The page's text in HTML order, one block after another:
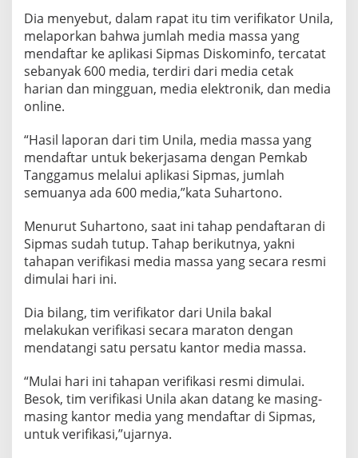
Dia menyebut, dalam rapat itu tim verifikator Unila,
melaporkan bahwa jumlah media massa yang
mendaftar ke aplikasi Sipmas Diskominfo, tercatat
sebanyak 600 media, terdiri dari media cetak
harian dan mingguan, media elektronik, dan media
online.
“Hasil laporan dari tim Unila, media massa yang
mendaftar untuk bekerjasama dengan Pemkab
Tanggamus melalui aplikasi Sipmas, jumlah
semuanya ada 600 media,”kata Suhartono.
Menurut Suhartono, saat ini tahap pendaftaran di
Sipmas sudah tutup. Tahap berikutnya, yakni
tahapan verifikasi media massa yang secara resmi
dimulai hari ini.
Dia bilang, tim verifikator dari Unila bakal
melakukan verifikasi secara maraton dengan
mendatangi satu persatu kantor media massa.
“Mulai hari ini tahapan verifikasi resmi dimulai.
Besok, tim verifikasi Unila akan datang ke masing-
masing kantor media yang mendaftar di Sipmas,
untuk verifikasi,”ujarnya.